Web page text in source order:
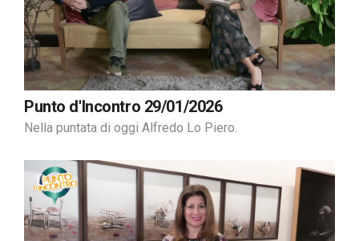
Punto d'Incontro 29/01/2026
Nella puntata di oggi Alfredo Lo Piero.